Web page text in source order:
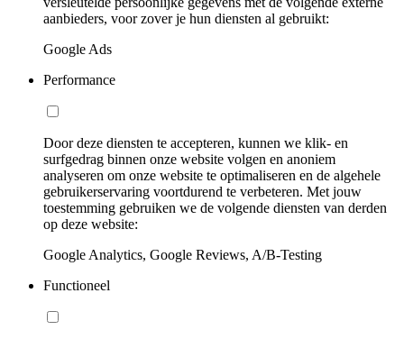
aanbieders, voor zover je hun diensten al gebruikt:
Google Ads
Performance
Door deze diensten te accepteren, kunnen we klik- en
surfgedrag binnen onze website volgen en anoniem
analyseren om onze website te optimaliseren en de algehele
gebruikerservaring voortdurend te verbeteren. Met jouw
toestemming gebruiken we de volgende diensten van derden
op deze website:
Google Analytics, Google Reviews, A/B-Testing
Functioneel